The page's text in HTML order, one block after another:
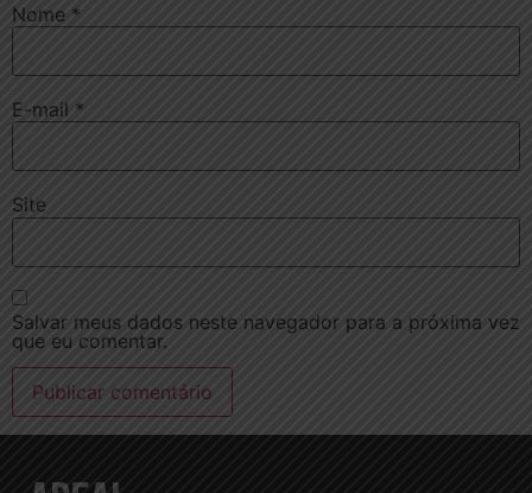
Nome *
E-mail *
Site
Salvar meus dados neste navegador para a próxima vez
que eu comentar.